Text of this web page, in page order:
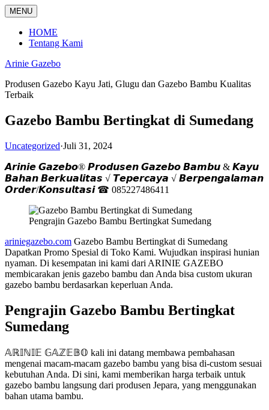
Langsung
ke
konten
MENU
HOME
Tentang Kami
Arinie Gazebo
Produsen Gazebo Kayu Jati, Glugu dan Gazebo Bambu Kualitas
Terbaik
Gazebo Bambu Bertingkat di Sumedang
Uncategorized·Juli 31, 2024
𝘼𝙧𝙞𝙣𝙞𝙚 𝙂𝙖𝙯𝙚𝙗𝙤® 𝙋𝙧𝙤𝙙𝙪𝙨𝙚𝙣 𝙂𝙖𝙯𝙚𝙗𝙤 𝘽𝙖𝙢𝙗𝙪 & 𝙆𝙖𝙮𝙪
𝘽𝙖𝙝𝙖𝙣 𝘽𝙚𝙧𝙠𝙪𝙖𝙡𝙞𝙩𝙖𝙨 √ 𝙏𝙚𝙥𝙚𝙧𝙘𝙖𝙮𝙖 √ 𝘽𝙚𝙧𝙥𝙚𝙣𝙜𝙖𝙡𝙖𝙢𝙖𝙣
𝙊𝙧𝙙𝙚𝙧/𝙆𝙤𝙣𝙨𝙪𝙡𝙩𝙖𝙨𝙞 ☎ 085227486411
Pengrajin Gazebo Bambu Bertingkat Sumedang
ariniegazebo.com Gazebo Bambu Bertingkat di Sumedang
Dapatkan Promo Spesial di Toko Kami. Wujudkan inspirasi hunian
nyaman. Di kesempatan ini kami dari ARINIE GAZEBO
membicarakan jenis gazebo bambu dan Anda bisa custom ukuran
gazebo bambu berdasarkan keperluan Anda.
Pengrajin Gazebo Bambu Bertingkat
Sumedang
𝔸ℝ𝕀ℕ𝕀𝔼 𝔾𝔸ℤ𝔼𝔹𝕆 kali ini datang membawa pembahasan
mengenai macam-macam gazebo bambu yang bisa di-custom sesuai
kebutuhan Anda. Di sini, kami memberikan harga terbaik untuk
gazebo bambu langsung dari produsen Jepara, yang menggunakan
bahan utama bambu.